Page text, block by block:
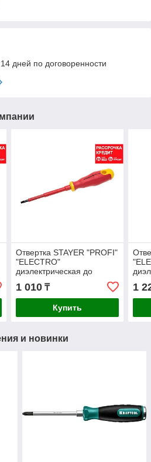
дней по договоренности
Отвертка STAYER "PROFI"
"ELECTRO"
диэлектрическая до
1000В, двухкомп рукоятка,
SL 4,0 х 100мм
1 010₸
Купить
SL
1
и новинки